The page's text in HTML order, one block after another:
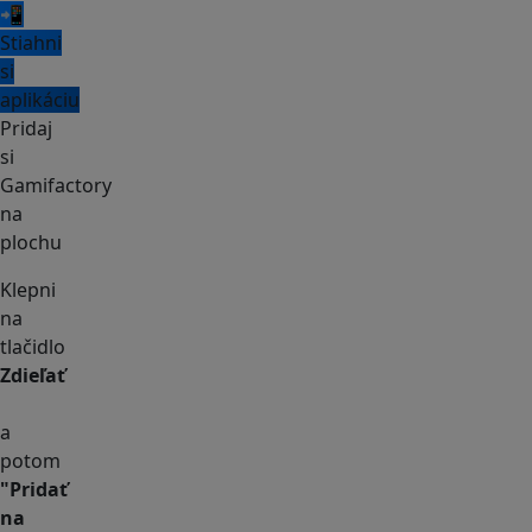
📲
Stiahni
si
aplikáciu
Pridaj
si
Gamifactory
na
plochu
Klepni
na
tlačidlo
Zdieľať
a
potom
"Pridať
na